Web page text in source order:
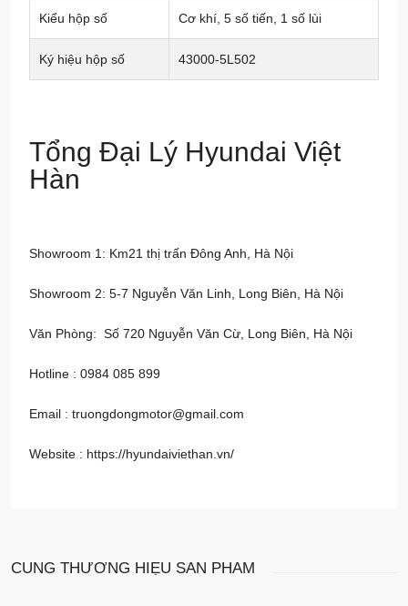
Kiểu hộp số Cơ khí, 5 số tiến, 1 số lùi
Ký hiệu hộp số 43000-5L502
Tổng Đại Lý Hyundai Việt
Hàn
Showroom 1: Km21 thị trấn Đông Anh, Hà Nội
Showroom 2: 5-7 Nguyễn Văn Linh, Long Biên, Hà Nội
Văn Phòng: Số 720 Nguyễn Văn Cừ, Long Biên, Hà Nội
Hotline : 0984 085 899
Email : truongdongmotor@gmail.com
Website : https://hyundaiviethan.vn/
CÙNG THƯƠNG HIỆU SẢN PHẨM